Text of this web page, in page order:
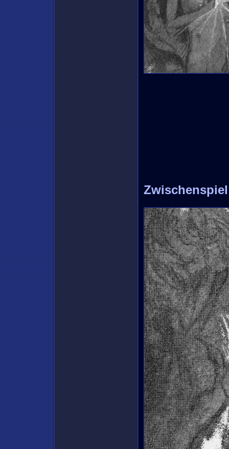
Zwischenspiel